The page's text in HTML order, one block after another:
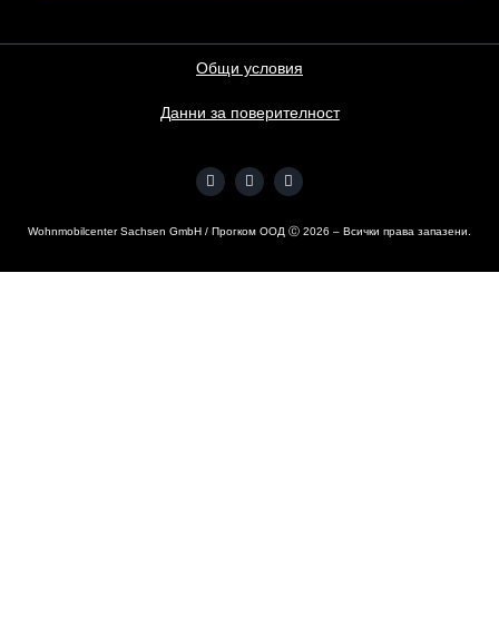
Общи условия
Данни за поверителност
Wohnmobilcenter Sachsen GmbH / Прогком ООД Ⓒ 2026 – Всички права запазени.